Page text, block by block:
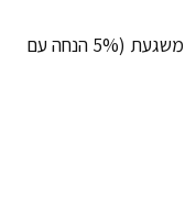
כולל קשת משגעת (5% הנחה עם